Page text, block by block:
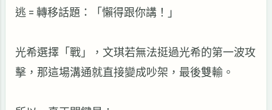
逃 = 轉移話題：「懶得跟你講！」
光希選擇「戰」，文琪若無法挺過光希的第一波攻
擊，那這場溝通就直接變成吵架，最後雙輸。